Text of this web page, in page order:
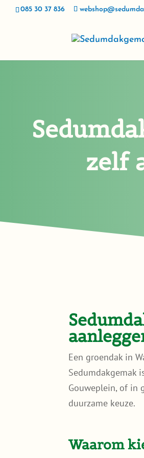
085 30 37 836
zelf
Een groendak in
Sedumdakgemak
Gouweplein, of in
duurzame keuze.
Waarom